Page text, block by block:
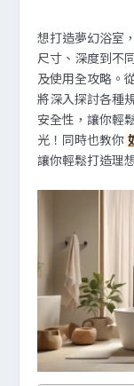
想打造夢幻浴室
尺寸、深度到不
及使用全攻略。
將深入探討各種
安全性，讓你輕
光！同時也教你
讓你輕鬆打造理